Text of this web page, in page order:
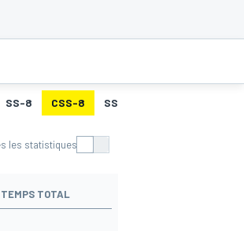
SS-8 CSS-8 SS-9
les statistiques
TEMPS TOTAL